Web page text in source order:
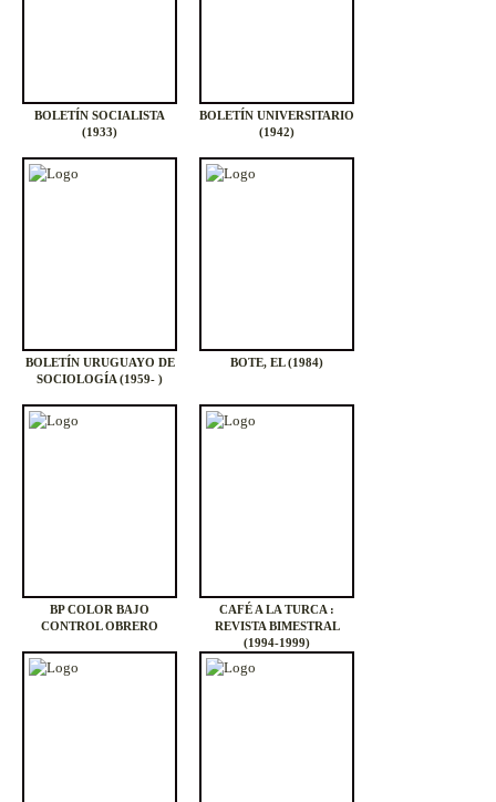
BOLETÍN SOCIALISTA
(1933)
BOLETÍN UNIVERSITARIO
(1942)
BOLETÍN URUGUAYO DE
SOCIOLOGÍA (1959- )
BOTE, EL (1984)
BP COLOR BAJO
CONTROL OBRERO
CAFÉ A LA TURCA :
REVISTA BIMESTRAL
(1994-1999)